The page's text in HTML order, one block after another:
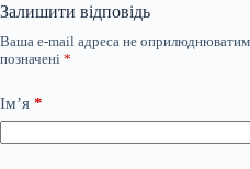
Залишити відповідь
Ваша e-mail адреса не
позначені *
Ім’я *